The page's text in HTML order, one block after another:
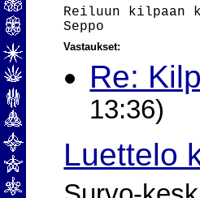
Reiluun kilpaan
Vastaukset:
Re:
13:36)
Luettelo